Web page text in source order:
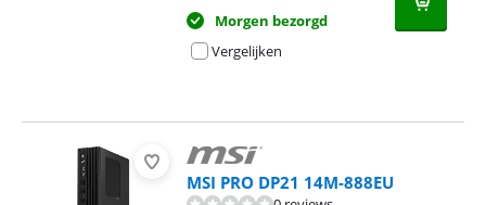
Morgen bezorgd
Vergelijken
MSI PRO DP21 14M-888EU